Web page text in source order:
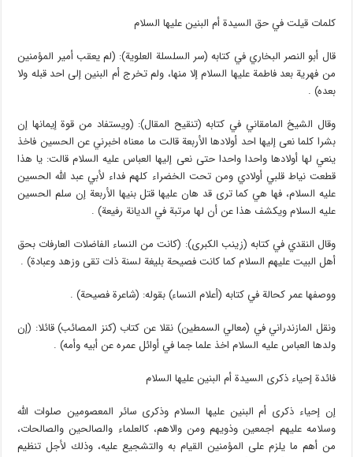
كلمات قيلت في حق السيدة أم البنين عليها السلام
قال أبو النصر البخاري في كتابه (سر السلسلة العلوية): (لم يعقب أمير المؤمنين
من فهرية بعد فاطمة عليها السلام إلا منها، ولم تخرج أم البنين إلى احد قبله ولا
بعده) .
وقال الشيخ المامقاني في كتابه (تنقيح المقال): (ويستفاد من قوة إيمانها إن
بشرا كلما نعى إليها احد أولادها الأربعة قالت ما معناه اخبرني عن الحسين فاخذ
ينعي لها أولادها واحدا واحدا حتى نعى إليها العباس عليه السلام قالت: يا هذا
قطعت نياط قلبي أولادي ومن تحت الخضراء كلهم فداء لأبي عبد الله الحسين
عليه السلام، فها هي كما ترى قد هان عليها قتل بنيها الأربعة إن سلم الحسين
عليه السلام ويكشف هذا عن أن لها مرتبة في الديانة رفيعة) .
وقال النقدي في كتابه (زينب الكبرى): (كانت من النساء الفاضلات العارفات بحق
أهل البيت عليهم السلام كما كانت فصيحة بليغة لسنة ذات تقى وزهد وعبادة) .
ووصفها عمر كحالة في كتابه (أعلام النساء) بقوله: (شاعرة فصيحة) .
ونقل المازندراني في (معالي السمطين) نقلا عن كتاب (كنز المصائب) قائلا: (إن
ولدها العباس عليه السلام اخذ علما جما في أوائل عمره عن أبيه وأمه) .
فائدة إحياء ذكرى السيدة أم البنين عليها السلام
إن إحياء ذكرى أم البنين عليها السلام وذكرى سائر المعصومين صلوات الله
وسلامه عليهم اجمعين وذويهم ومن والاهم، كالعلماء والصالحين والصالحات،
من أهم ما يلزم على المؤمنين القيام به والتشجيع عليه، وذلك لأجل تنظيم